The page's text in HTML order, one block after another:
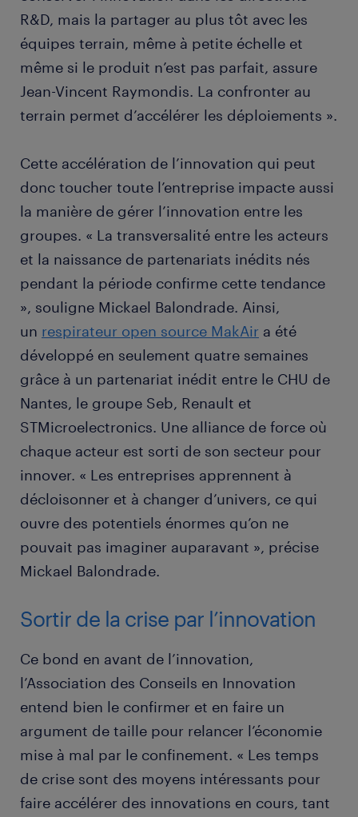
R&D, mais la partager au plus tôt avec les
équipes terrain, même à petite échelle et
même si le produit n’est pas parfait, assure
Jean-Vincent Raymondis. La confronter au
terrain permet d’accélérer les déploiements ».
Cette accélération de l’innovation qui peut
donc toucher toute l’entreprise impacte aussi
la manière de gérer l’innovation entre les
groupes. « La transversalité entre les acteurs
et la naissance de partenariats inédits nés
pendant la période confirme cette tendance
», souligne Mickael Balondrade. Ainsi,
un respirateur open source MakAir a été
développé en seulement quatre semaines
grâce à un partenariat inédit entre le CHU de
Nantes, le groupe Seb, Renault et
STMicroelectronics. Une alliance de force où
chaque acteur est sorti de son secteur pour
innover. « Les entreprises apprennent à
décloisonner et à changer d’univers, ce qui
ouvre des potentiels énormes qu’on ne
pouvait pas imaginer auparavant », précise
Mickael Balondrade.
Sortir de la crise par l’innovation
Ce bond en avant de l’innovation,
l’Association des Conseils en Innovation
entend bien le confirmer et en faire un
argument de taille pour relancer l’économie
mise à mal par le confinement. « Les temps
de crise sont des moyens intéressants pour
faire accélérer des innovations en cours, tant